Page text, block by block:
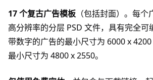
17 个复古广告模板 （包括封面）。每
高分辨率的分层 PSD 文件，具有完全可
带数字的广告的最小尺寸为 6000 x
最小尺寸为 4800 x 2550。